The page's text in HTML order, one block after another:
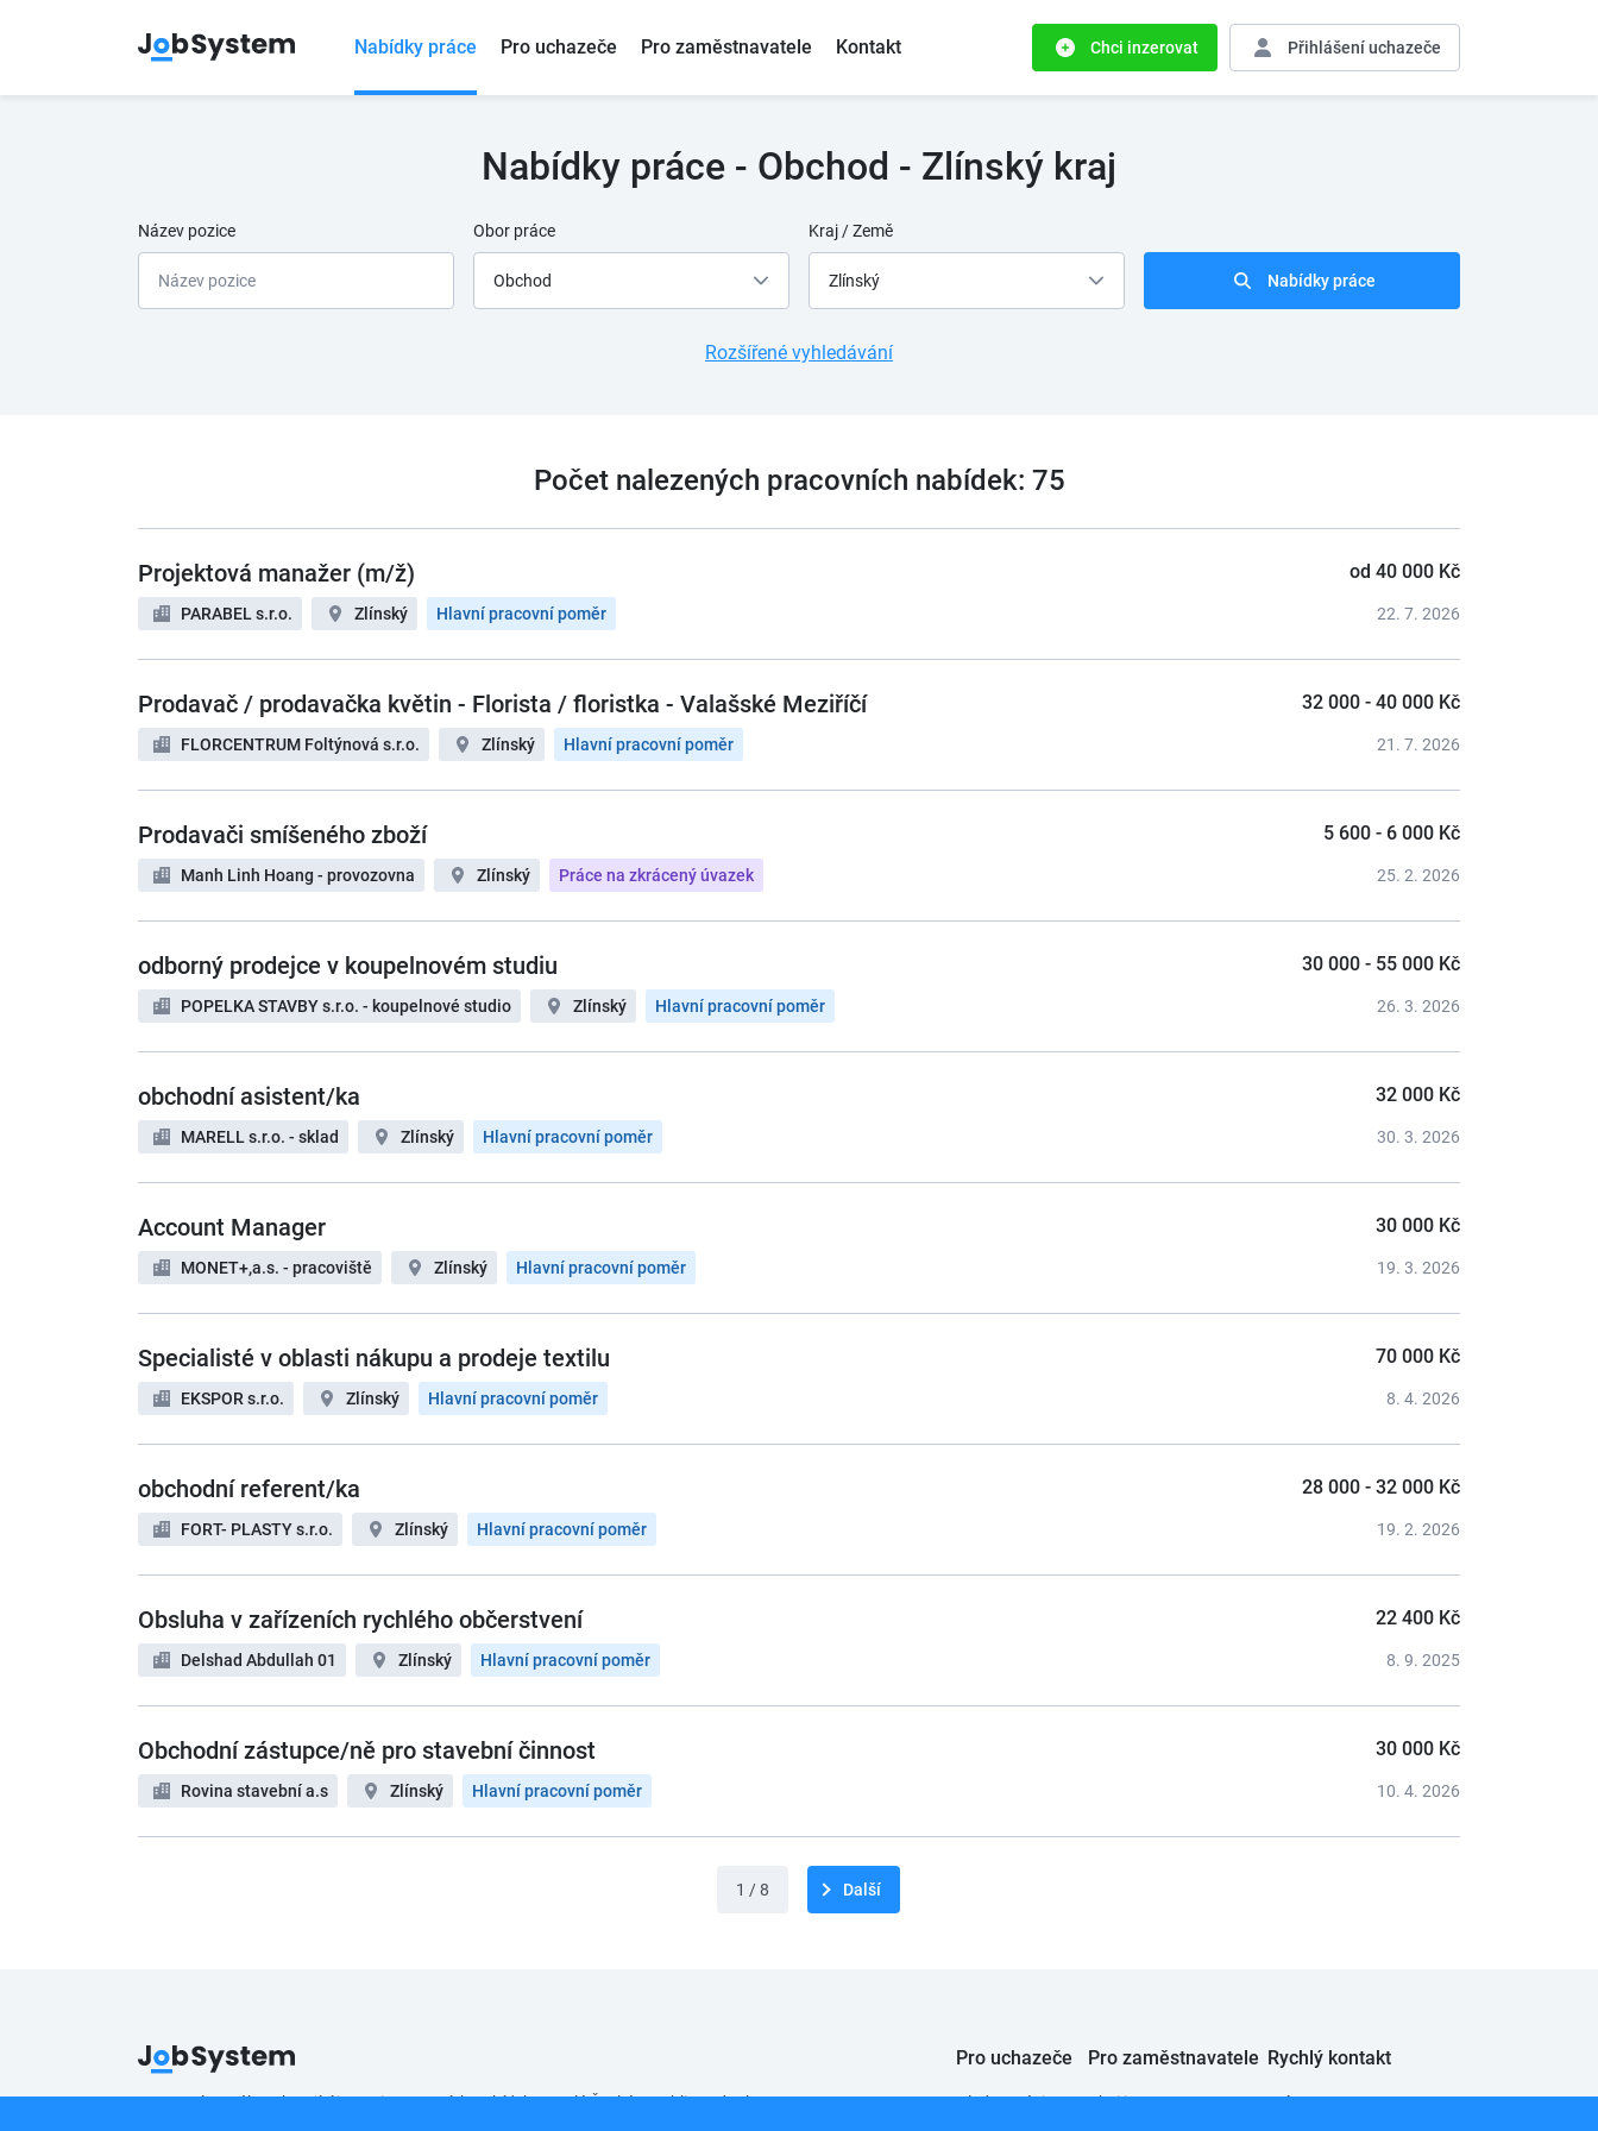
Nabídky práce Pro uchazeče Pro zaměstnavatele Kontakt Chci inzerovat Přihlášeníuchazeče
Nabídky práce - Obchod - Zlínský kraj
Název pozice Obor práce
Obchod
Kraj / Země
Zlínský Nabídky práce
Rozšířené vyhledávání
Počet nalezených pracovních nabídek: 75
Projektová manažer (m/ž)
PARABEL s.r.o. Zlínský Hlavní pracovní poměr
od 40 000 Kč
22. 7. 2026
Prodavač / prodavačka květin - Florista / floristka - Valašské Meziříčí
FLORCENTRUM Foltýnová s.r.o. Zlínský Hlavní pracovní poměr
32 000 - 40 000 Kč
21. 7. 2026
Prodavači smíšeného zboží
Manh Linh Hoang - provozovna Zlínský Práce na zkrácený úvazek
5 600 - 6 000 Kč
25. 2. 2026
odborný prodejce v koupelnovém studiu
POPELKA STAVBY s.r.o. - koupelnové studio Zlínský Hlavní pracovní poměr
30 000 - 55 000 Kč
26. 3. 2026
obchodní asistent/ka
MARELL s.r.o. - sklad Zlínský Hlavní pracovní poměr
32 000 Kč
30. 3. 2026
Account Manager
MONET+,a.s. - pracoviště Zlínský Hlavní pracovní poměr
30 000 Kč
19. 3. 2026
Specialisté v oblasti nákupu a prodeje textilu
EKSPOR s.r.o. Zlínský Hlavní pracovní poměr
70 000 Kč
8. 4. 2026
obchodní referent/ka
FORT- PLASTY s.r.o. Zlínský Hlavní pracovní poměr
28 000 - 32 000 Kč
19. 2. 2026
Obsluha v zařízeních rychlého občerstvení
Delshad Abdullah 01 Zlínský Hlavní pracovní poměr
22 400 Kč
8. 9. 2025
Obchodní zástupce/ně pro stavební činnost
Rovina stavební a.s Zlínský Hlavní pracovní poměr
30 000 Kč
10. 4. 2026
1 / 8 Další
Pracovní portál poskytující inzerci pracovních nabídek po celé České republice od roku 2008.
Pro uchazeče
Hledat práci
Pro zaměstnavatele
Chci inzerovat
Rychlý kontakt
JobSystem s.r.o.